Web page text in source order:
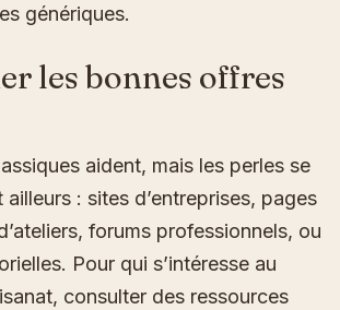
génériques.
les bonnes offres
aident, mais les perles se
: sites d’entreprises, pages
forums professionnels, ou
Pour qui s’intéresse au
consulter des ressources